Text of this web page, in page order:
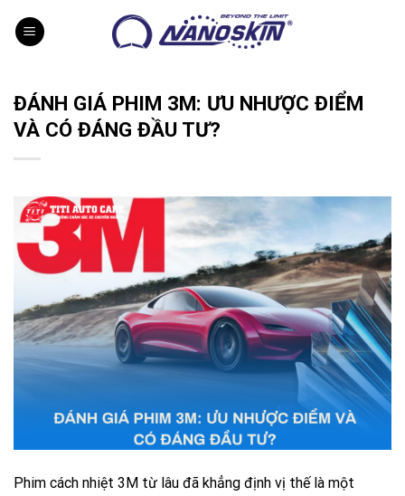
ĐÁNH GIÁ PHIM 3M: ƯU NHƯỢC ĐIỂM
VÀ CÓ ĐÁNG ĐẦU TƯ?
Phim cách nhiệt 3M từ lâu đã khẳng định vị thế là một